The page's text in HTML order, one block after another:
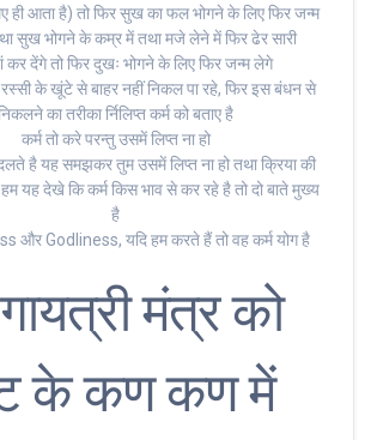
ही आता है) तो फिर सुख का फल भोगने के लिए फिर जन्म
सुख भोगने के कम्र में तथा मजे लेने में फिर ढेर सारी
कर देंगे तो फिर दुखः भोगने के लिए फिर जन्म लेगे
के खूंटे से बाहर नहीं निकल पा रहे, फिर इस बंधन से
का तरीका र्निलिप्त कर्म को बताए है
कर्म तो करे परन्तु उसमें लिप्त ना हो
है यह समझकर तुम उसमें लिप्त ना हो तथा क्रिया की
हम यह देखे कि कर्म किस भाव से कर रहे है तो दो बाते मुख्य
है
और Godliness, यदि हम करते हैं तो वह कर्म योग है
मंत्र को
के कण कण में